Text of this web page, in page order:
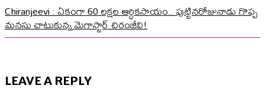
Chiranjeevi : ఏకంగా 60 లక్షల ఆర్ధికసాయం.. పుట్టినరోజునాడు గొప్ప
మనసు చాటుకున్న మెగాస్టార్ చిరంజీవి!
LEAVE A REPLY